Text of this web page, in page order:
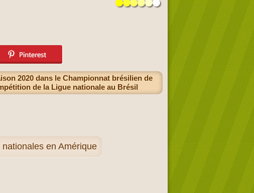
2020 dans le Championnat brésilien de
de la Ligue nationale au Brésil
en Amérique